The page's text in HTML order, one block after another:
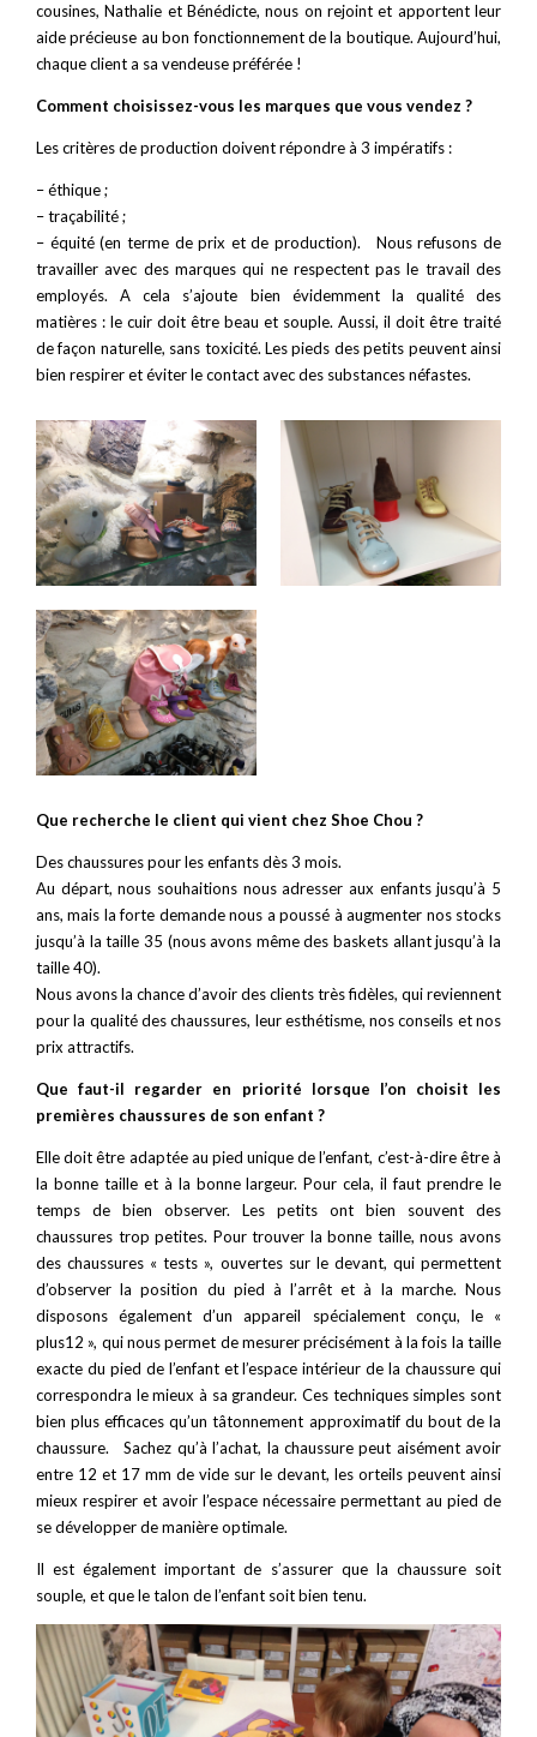
cousines, Nathalie et Bénédicte, nous on rejoint et apportent leur
aide précieuse au bon fonctionnement de la boutique. Aujourd’hui,
chaque client a sa vendeuse préférée !
Comment choisissez-vous les marques que vous vendez ?
Les critères de production doivent répondre à 3 impératifs :
– éthique ;
– traçabilité ;
– équité (en terme de prix et de production). Nous refusons de
travailler avec des marques qui ne respectent pas le travail des
employés. A cela s’ajoute bien évidemment la qualité des
matières : le cuir doit être beau et souple. Aussi, il doit être traité
de façon naturelle, sans toxicité. Les pieds des petits peuvent ainsi
bien respirer et éviter le contact avec des substances néfastes.
Que recherche le client qui vient chez Shoe Chou ?
Des chaussures pour les enfants dès 3 mois.
Au départ, nous souhaitions nous adresser aux enfants jusqu’à 5
ans, mais la forte demande nous a poussé à augmenter nos stocks
jusqu’à la taille 35 (nous avons même des baskets allant jusqu’à la
taille 40).
Nous avons la chance d’avoir des clients très fidèles, qui reviennent
pour la qualité des chaussures, leur esthétisme, nos conseils et nos
prix attractifs.
Que faut-il regarder en priorité lorsque l’on choisit les
premières chaussures de son enfant ?
Elle doit être adaptée au pied unique de l’enfant, c’est-à-dire être à
la bonne taille et à la bonne largeur. Pour cela, il faut prendre le
temps de bien observer. Les petits ont bien souvent des
chaussures trop petites. Pour trouver la bonne taille, nous avons
des chaussures « tests », ouvertes sur le devant, qui permettent
d’observer la position du pied à l’arrêt et à la marche. Nous
disposons également d’un appareil spécialement conçu, le «
plus12 », qui nous permet de mesurer précisément à la fois la taille
exacte du pied de l’enfant et l’espace intérieur de la chaussure qui
correspondra le mieux à sa grandeur. Ces techniques simples sont
bien plus efficaces qu’un tâtonnement approximatif du bout de la
chaussure. Sachez qu’à l’achat, la chaussure peut aisément avoir
entre 12 et 17 mm de vide sur le devant, les orteils peuvent ainsi
mieux respirer et avoir l’espace nécessaire permettant au pied de
se développer de manière optimale.
Il est également important de s’assurer que la chaussure soit
souple, et que le talon de l’enfant soit bien tenu.